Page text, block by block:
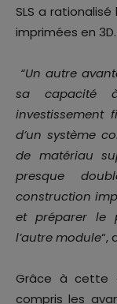
SLS a
imprimées en 3D.
“Un autre
sa capacité
investissement
d’un système
de matériau
presque
construction
et préparer le
l’autre module“,
Grâce à cette
compris les